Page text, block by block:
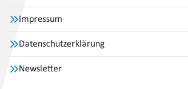
Impressum
Datenschutzerklärung
Newsletter